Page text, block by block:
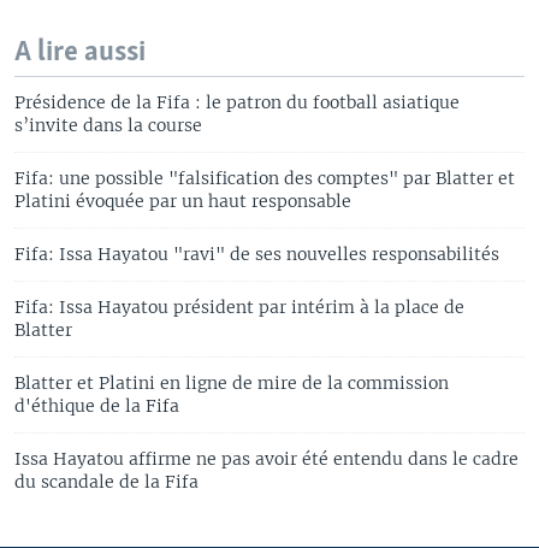
A lire aussi
Présidence de la Fifa : le patron du football asiatique
s’invite dans la course
Fifa: une possible "falsification des comptes" par Blatter et
Platini évoquée par un haut responsable
Fifa: Issa Hayatou "ravi" de ses nouvelles responsabilités
Fifa: Issa Hayatou président par intérim à la place de
Blatter
Blatter et Platini en ligne de mire de la commission
d'éthique de la Fifa
Issa Hayatou affirme ne pas avoir été entendu dans le cadre
du scandale de la Fifa